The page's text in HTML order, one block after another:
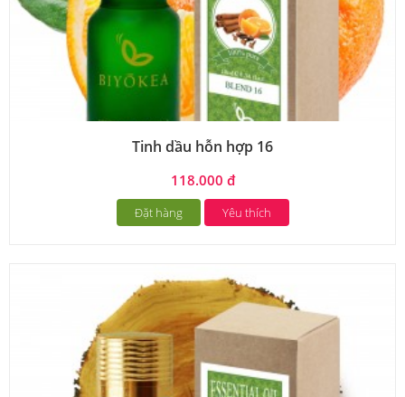
Tinh dầu hỗn hợp 16
118.000 đ
Đặt hàng Yêu thích